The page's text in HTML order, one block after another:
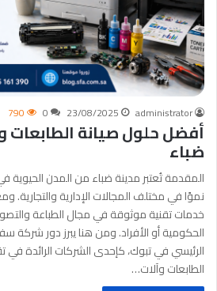
administrator
23/08/2025
0
790
أفضل حلول صيانة الطابعات
ضباء
المقدمة تُعتبر مدينة ضباء من المدن
نموًا في مختلف المجالات الإدارية والتجارية.
خدمات تقنية موثوقة في مجال الطباعة
الحكومية أو الأفراد. ومن هنا يبرز دور شركة
الرئيسي في تبوك، كإحدى الشركات الرائدة
الطابعات وآلات…